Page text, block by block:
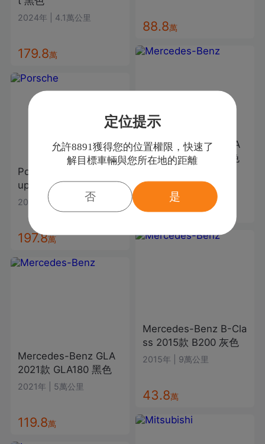
2024年 4.1萬公里
179.8萬
Porsche
upe
2020款 白色
2019年 | 9.4萬公里
197.8萬
Mercedes-Benz GLA
2021款 GLA180 黑色
2021年 5萬公里
119.8萬
88.8萬
Mercedes-Benz
CLA
2022款 CLA200 白色
138.8萬
Mercedes-Benz B-Cla
ss 2015款 B200 灰色
2015年 9萬公里
43.8萬
定位提示
允許8891獲得您的位置權限，快速了
解目標車輛與您所在地的距離
否 是